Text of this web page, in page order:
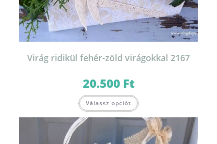
Virág ridikül fehér-zöld virágokkal 2167
20.500 Ft
Válassz opciót